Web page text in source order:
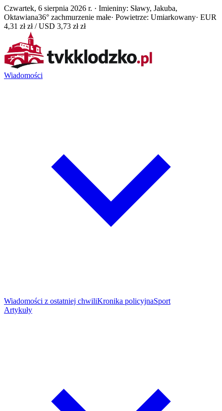
Czwartek, 6 sierpnia 2026 r. · Imieniny: Sławy, Jakuba,
Oktawiana36° zachmurzenie małe· Powietrze: Umiarkowany· EUR
4,31 zł zł / USD 3,73 zł zł
Wiadomości
Wiadomości z ostatniej chwiliKronika policyjnaSport
Artykuły